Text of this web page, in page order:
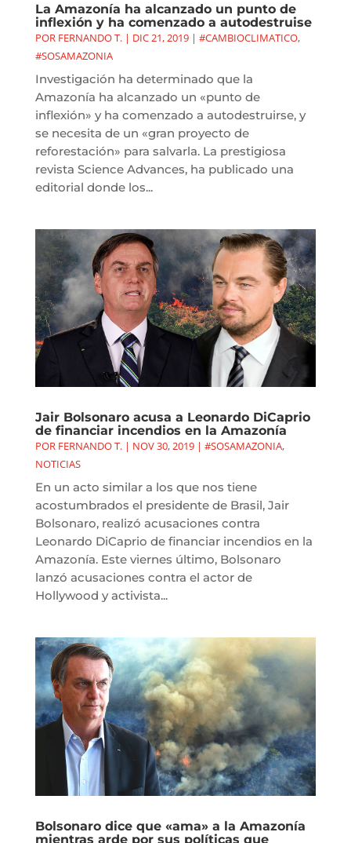
La Amazonía ha alcanzado un punto de
inflexión y ha comenzado a autodestruise
POR FERNANDO T.| DIC 21, 2019| #CAMBIOCLIMATICO,
#SOSAMAZONIA
Investigación ha determinado que la
Amazonía ha alcanzado un «punto de
inflexión» y ha comenzado a autodestruirse, y
se necesita de un «gran proyecto de
reforestación» para salvarla. La prestigiosa
revista Science Advances, ha publicado una
editorial donde los...
Jair Bolsonaro acusa a Leonardo DiCaprio
de financiar incendios en la Amazonía
POR FERNANDO T.| NOV 30, 2019| #SOSAMAZONIA,
NOTICIAS
En un acto similar a los que nos tiene
acostumbrados el presidente de Brasil, Jair
Bolsonaro, realizó acusaciones contra
Leonardo DiCaprio de financiar incendios en la
Amazonía. Este viernes último, Bolsonaro
lanzó acusaciones contra el actor de
Hollywood y activista...
Bolsonaro dice que «ama» a la Amazonía
mientras arde por sus políticas que